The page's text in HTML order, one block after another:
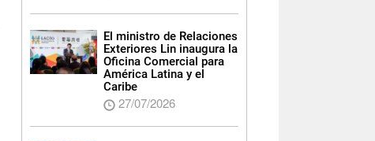
El ministro de Relaciones
Exteriores Lin inaugura la
Oficina Comercial para
América Latina y el
Caribe
27/07/2026